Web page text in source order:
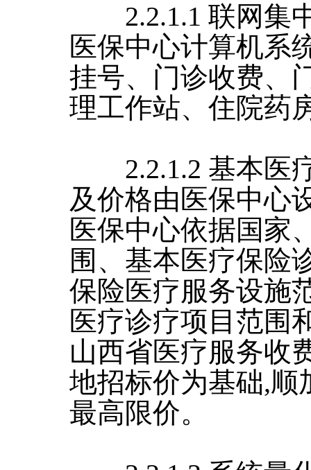
2.2.1.1 联网集
医保中心计算机系
挂号、门诊收费、
理工作站、住院药
2.2.1.2 基本医
及价格由医保中心
医保中心依据国家
围、基本医疗保险
保险医疗服务设施
医疗诊疗项目范围
山西省医疗服务收
地招标价为基础,顺
最高限价。